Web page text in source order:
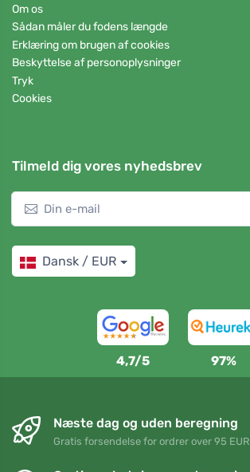
Om os
Sådan måler du fodens længde
Erklæring om brugen af cookies
Beskyttelse af personoplysninger
Tryk
Cookies
Tilmeld dig vores nyhedsbrev
Dansk / EUR
4,7/5 97%
Næste dag og uden beregning
Gratis forsendelse for ordrer over 95 EUR